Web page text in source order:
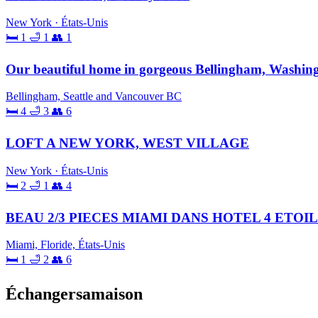
New York · États-Unis
🛏 1 🛁 1 👥 1
Our beautiful home in gorgeous Bellingham,
Bellingham, Seattle and Vancouver BC
🛏 4 🛁 3 👥 6
LOFT A NEW YORK, WEST VILLAGE
New York · États-Unis
🛏 2 🛁 1 👥 4
BEAU 2/3 PIECES MIAMI DANS HOTEL 4
Miami, Floride, États-Unis
🛏 1 🛁 2 👥 6
Échangersamaison